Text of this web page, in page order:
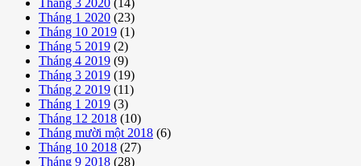
Tháng 3 2020 (14)
Tháng 1 2020 (23)
Tháng 10 2019 (1)
Tháng 5 2019 (2)
Tháng 4 2019 (9)
Tháng 3 2019 (19)
Tháng 2 2019 (11)
Tháng 1 2019 (3)
Tháng 12 2018 (10)
Tháng mười một 2018 (6)
Tháng 10 2018 (27)
Tháng 9 2018 (28)